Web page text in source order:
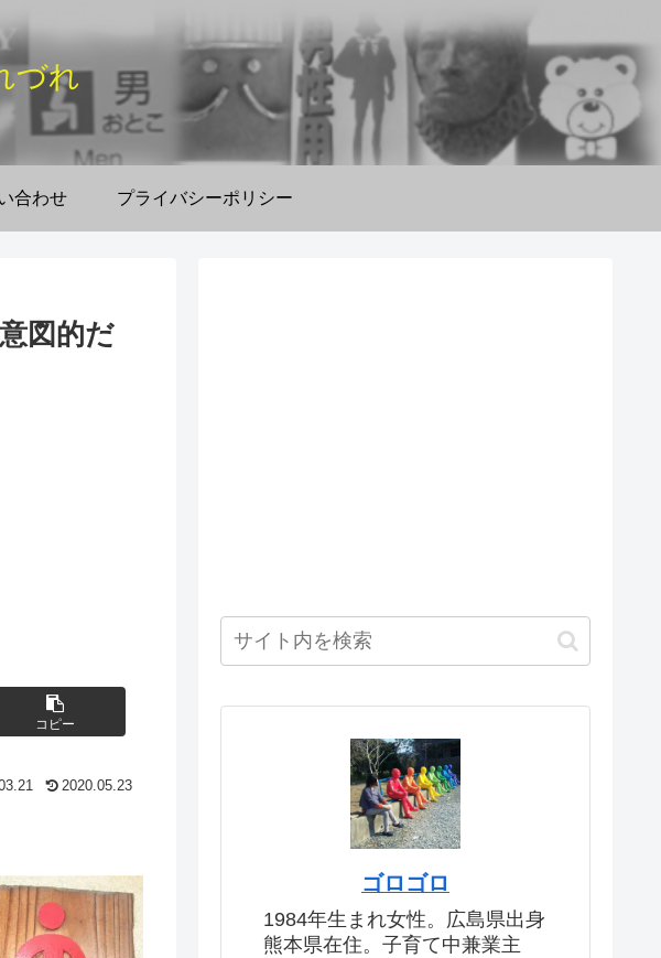
づれ
合わせ プライバシーポリシー
図的だ
コピー
2020.05.23
ゴロゴロ
1984年生まれ女性。広島県出身
熊本県在住。子育て中兼業主